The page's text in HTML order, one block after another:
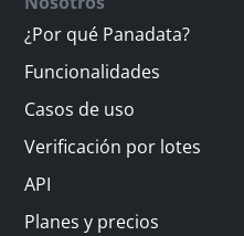
¿Por qué Panadata?
Funcionalidades
Casos de uso
Verificación por lotes
API
Planes y precios